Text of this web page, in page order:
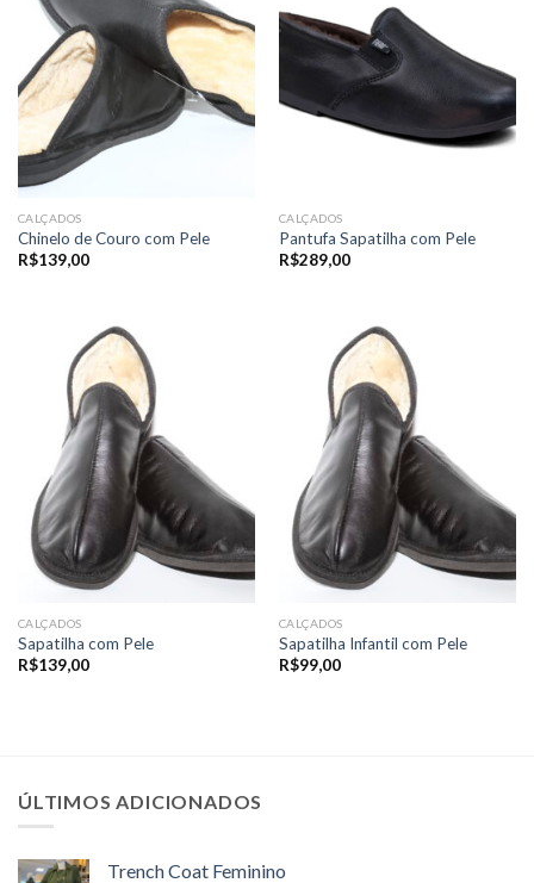
CALÇADOS
Chinelo de Couro com Pele
R$139,00
CALÇADOS
Pantufa Sapatilha com Pele
R$289,00
CALÇADOS
Sapatilha com Pele
R$139,00
CALÇADOS
Sapatilha Infantil com Pele
R$99,00
ÚLTIMOS ADICIONADOS
Trench Coat Feminino